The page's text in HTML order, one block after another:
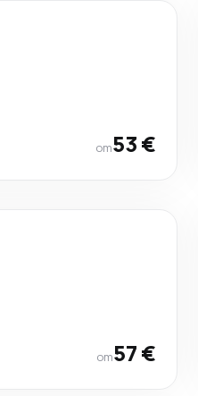
от53 €
от57 €